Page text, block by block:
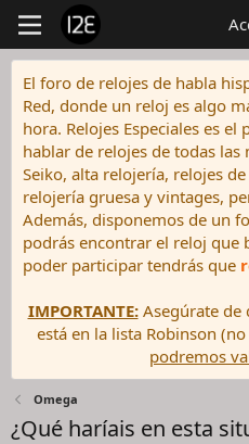
El foro de relojes de habla
Red, donde un reloj es algo
hora. Relojes Especiales es
hablar de relojes de todas las
Seiko, alta relojería, relojes
relojería gruesa y vintages,
Además, disponemos de un
podrás encontrar el reloj que
poder participar tendrás que
IMPORTANTE:Asegúrate de
está en la lista Robinson
podremos
Omega
¿Qué haríais en esta